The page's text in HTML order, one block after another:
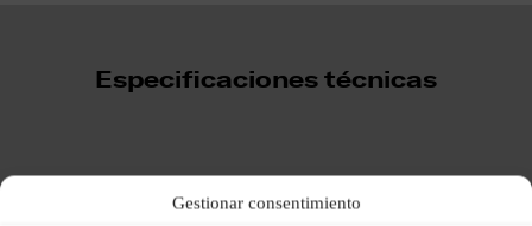
Gestionar consentimiento
Especificaciones técnicas
Dimensiones: